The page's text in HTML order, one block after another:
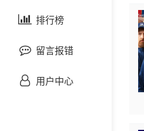
剧情片
战争片
悬疑片
泰国剧
欧美综艺
欧美动漫
排行榜
留言报错
用户中心